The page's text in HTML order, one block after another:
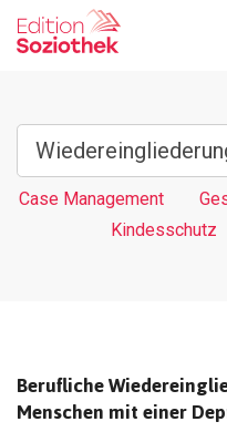
Case Management
Kindesschutz
Berufliche
Menschen mit einer